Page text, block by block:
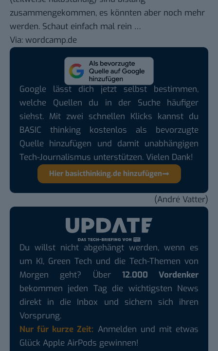
zusammengekommen, es könnten aber noch mehr
werden. Schaut einfach mal rein …
Via: wordcamp.de
Google lässt dich jetzt selbst bestimmen,
welche Quellen du in der Suche häufiger
siehst. Mit zwei schnellen Klicks kannst du
BASIC thinking kostenlos als bevorzugte
Quelle hinzufügen und damit unabhängigen
Tech-Journalismus unterstützen. Vielen Dank!
Hier basicthinking.de hinzufügen
(André Vatter)
Du willst nicht abgehängt werden, wenn es
um KI, Green Tech und die Tech-Themen von
Morgen geht? Über 12.000 Vordenker
bekommen jeden Tag die wichtigsten News
direkt in die Inbox und sichern sich ihren
Vorsprung.
Nur für kurze Zeit: Anmelden und mit etwas
Glück Apple AirPods gewinnen!